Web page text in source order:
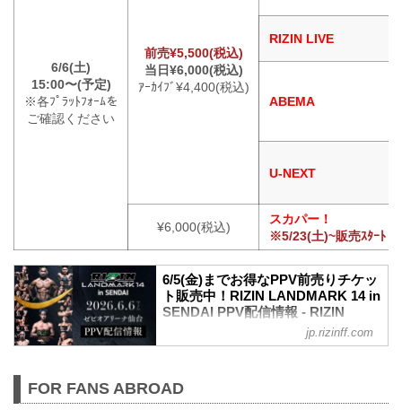
6/6(土)
15:00〜(予定)
※各ﾌﾟﾗｯﾄﾌｫｰﾑを
ご確認ください
前売¥5,500(税込)
当日¥6,000(税込)
ｱｰｶｲﾌﾞ¥4,400(税込)
RIZIN LIVE
ABEMA
U-NEXT
¥6,000(税込)
スカパー！
※5/23(土)~販売ｽﾀｰﾄ
6/5(金)までお得なPPV前売りチケッ
ト販売中！RIZIN LANDMARK 14 in
SENDAI PPV配信情報 - RIZIN
FIGHTING FEDERATION オフィシ
ャルサイト
配信チケットが、5月15日（金）12時より
RIZIN 100 CLUB、RIZIN LIVE、
jp.rizinff.com
FOR FANS ABROAD